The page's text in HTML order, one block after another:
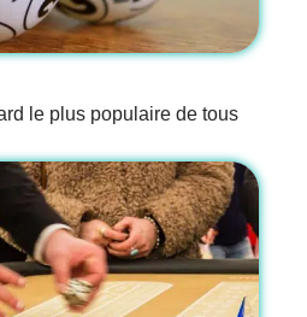
le plus populaire de tous